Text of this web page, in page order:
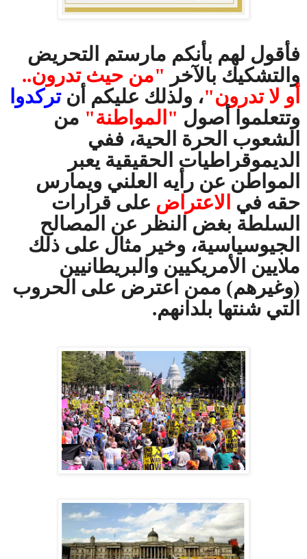
فأقول لهم بأنكم مارستم التحريض
والتشكيك بالآخر "من حيث تدرون..
أو لا تدرون"، ولذلك عليكم أنتركدوا
وتتعلموا أصول "المواطنة" من
الشعوب الحرة الحية، ففي
الديموقراطيات الحقيقية يعبر
المواطن عن رأيه العلني ويمارس
حقه في الاعتراض على قرارات
السلطة بغض النظر عن المصالح
الجيوسياسية، وخير مثال على ذلك
ملايين الأمريكيين والبريطانيين
(وغيرهم) ممن اعترض على الحروب
التي شنتها بلدانهم.